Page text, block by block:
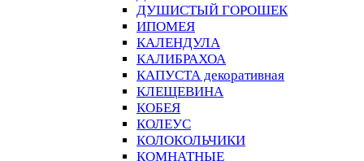
ДУШИСТЫЙ ГОРОШЕК
ИПОМЕЯ
КАЛЕНДУЛА
КАЛИБРАХОА
КАПУСТА декоративная
КЛЕЩЕВИНА
КОБЕЯ
КОЛЕУС
КОЛОКОЛЬЧИКИ
КОМНАТНЫЕ